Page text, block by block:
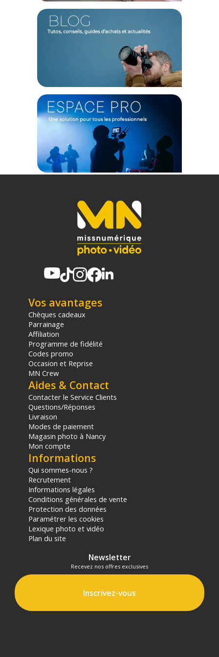
Vos avantages
Chèques cadeaux
Parrainage
Affiliation
Programme de fidélité
Codes promo
Occasion et Reprise
MN Crew
Aides & Contact
Contacter le Service Clients
Questions/Réponses
Livraison
Modes de paiement
Magasin photo à Nancy
Mon compte
Informations
Qui sommes-nous ?
Recrutement
Informations légales
Conditions générales de vente
Protection des données
Paramétrer les cookies
Lexique photo et vidéo
Plan du site
Newsletter
Recevez nos offres exclusives
Inscrivez-vous